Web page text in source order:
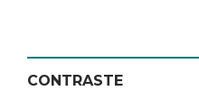
CONTRASTE